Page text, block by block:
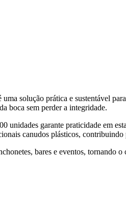
solução prática e sustentável
boca sem perder a integridade.
garante praticidade em
canudos plásticos, contribuindo
bares e eventos, tornando